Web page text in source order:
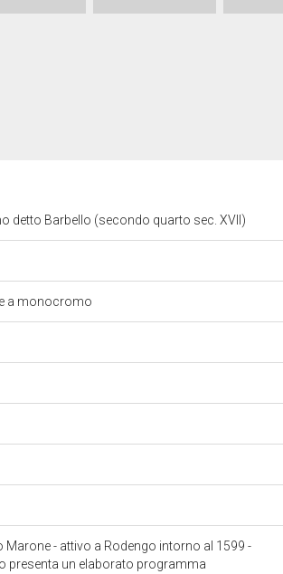
detto Barbello (secondo quarto sec. XVII)
a monocromo
Marone - attivo a Rodengo intorno al 1599 -
presenta un elaborato programma